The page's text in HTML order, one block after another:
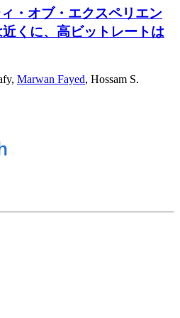
・オブ・エクスペリエン
くに、高ビットレートは
, Marwan Fayed, Hossam S.